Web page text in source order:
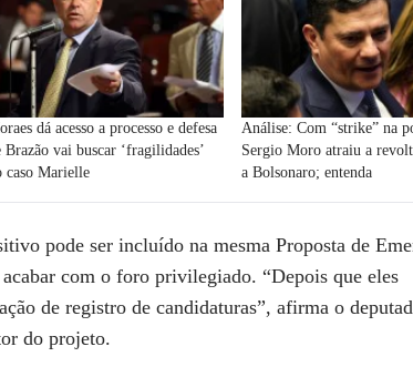
dá acesso a processo e defesa
Brazão vai buscar ‘fragilidades’
caso Marielle
Análise: Com “strike” na
Sergio Moro atraiu a
a Bolsonaro; entenda
pode ser incluído na mesma Proposta de
com o foro privilegiado. “Depois que eles
de registro de candidaturas”, afirma o
do projeto.